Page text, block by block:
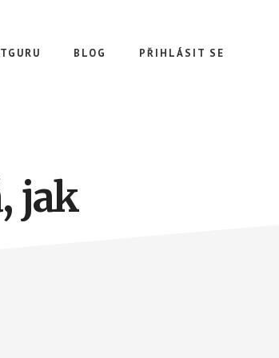
BLOG PŘIHLÁSIT SE
jak